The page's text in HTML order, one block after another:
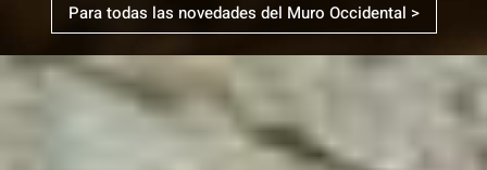
Para todas las novedades del Muro Occidental >